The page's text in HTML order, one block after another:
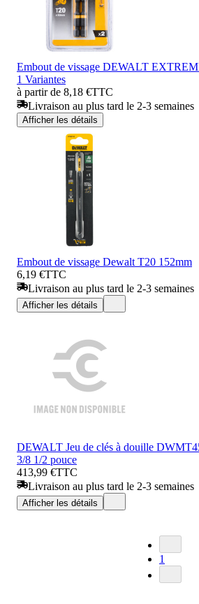
Embout de vissage DEWALT
1 Variantes
à partir de 8,18 €TTC
Livraison au plus tard le 2-3 semaines
Afficher les détails
Embout de vissage Dewalt T20 152mm
6,19 €TTC
Livraison au plus tard le 2-3 semaines
Afficher les détails
DEWALT Jeu de clés à douille
3/8 1/2 pouce
413,99 €TTC
Livraison au plus tard le 2-3 semaines
Afficher les détails
1